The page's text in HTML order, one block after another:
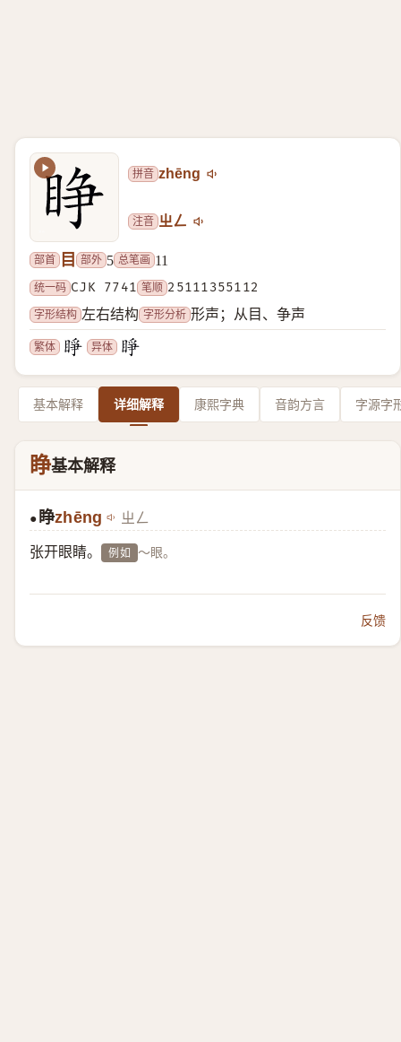
拼音 zhēng
注音 ㄓㄥ
部首 目 部外 5 总笔画 11
统一码 CJK 7741 笔顺 25111355112
字形结构 左右结构 字形分析 形声；从目、争声
繁体 异体
基本解释 详细解释 康熙字典 音韵方言 字源字
睁基本解释
● 睁zhēng ㄓㄥ
张开眼睛。 例如 ～眼。
反馈